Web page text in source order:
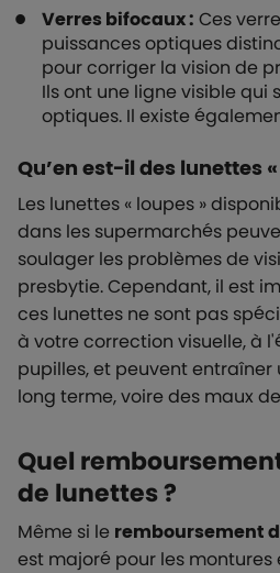
Verres bifocaux : Ces
puissances optiques
pour corriger la vision de
Ils ont une ligne visible qui
optiques. Il existe
Qu’en est-il des lunettes
Les lunettes « loupes »
dans les supermarchés
soulager les problèmes de
presbytie. Cependant, il est
ces lunettes ne sont pas
à votre correction visuelle, à
pupilles, et peuvent
long terme, voire des maux
Quel
de lunettes ?
Même si le remboursement
est majoré pour les montures